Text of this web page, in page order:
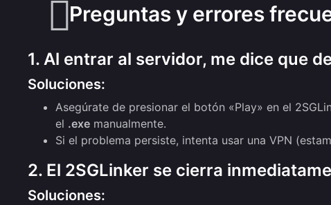
Preguntas y errores
1. Al entrar al servidor, me dice que
Soluciones:
Asegúrate de presionar el botón «Play» en el
el .exe manualmente.
Si el problema persiste, intenta usar una VPN
2. El 2SGLinker se cierra
Soluciones: